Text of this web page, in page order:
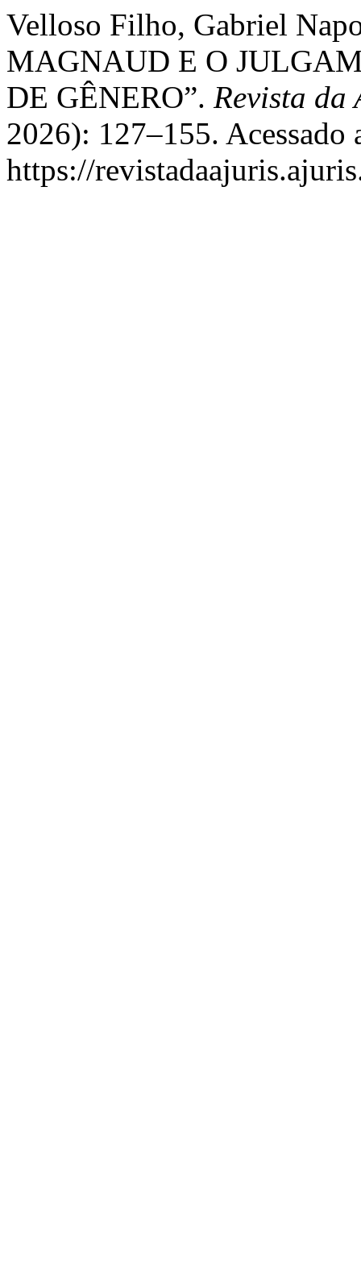
Velloso Filho, Gabriel
MAGNAUD E O
DE GÊNERO”. Revista da
2026): 127–155. Acessado
https://